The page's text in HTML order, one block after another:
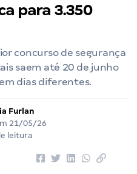
para 3.350
concurso de segurança
saem até 20 de junho
dias diferentes.
Furlan
21/05/26
leitura